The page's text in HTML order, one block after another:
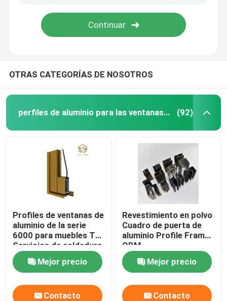
Tubo de aluminio del tubo
Perfil de ranura de aluminio en T
Luz de pista magnética led
Manillas de gabinete de aluminio
Perfiles de aluminio del ajuste del borde
Accesorios de cristal
OTRAS CATEGORÍAS DE NOSOTROS
perfiles de aluminio para las ventanas y las puertas (92)
Profiles de ventanas de
aluminio de la serie
6000 para muebles T5
Servicios de soldadura
de perforación de
temperación de
curvatura fabricados
en Vietnam Fac
Mejor precio
Contacto
Revestimiento en polvo
Cuadro de puerta de
aluminio Profile Frame
ODM
Mejor precio
Contacto